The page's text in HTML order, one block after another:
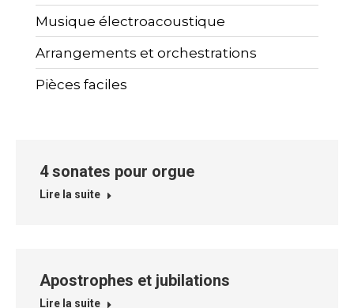
Musique électroacoustique
Arrangements et orchestrations
Pièces faciles
4 sonates pour orgue
Lire la suite
Apostrophes et jubilations
Lire la suite